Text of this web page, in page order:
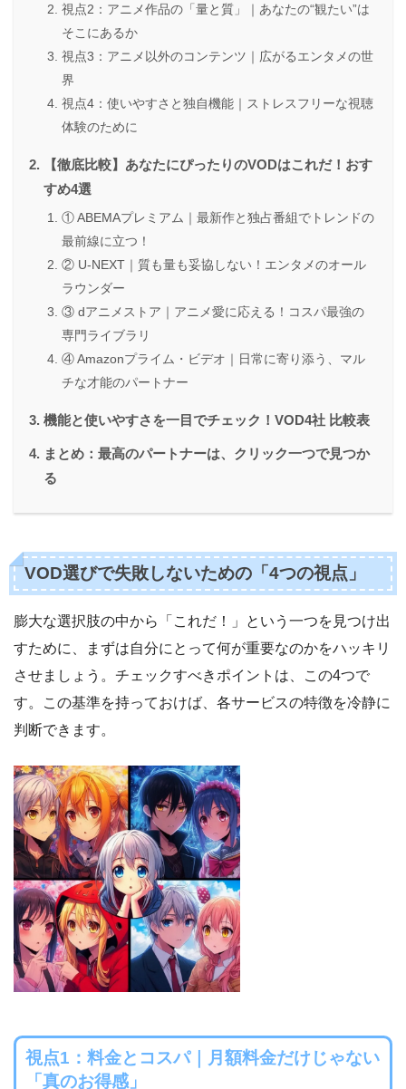
視点2：アニメ作品の「量と質」｜あなたの“観たい”は
そこにあるか
視点3：アニメ以外のコンテンツ｜広がるエンタメの世
界
視点4：使いやすさと独自機能｜ストレスフリーな視聴
体験のために
【徹底比較】あなたにぴったりのVODはこれだ！おす
すめ4選
① ABEMAプレミアム｜最新作と独占番組でトレンドの
最前線に立つ！
② U-NEXT｜質も量も妥協しない！エンタメのオール
ラウンダー
③ dアニメストア｜アニメ愛に応える！コスパ最強の
専門ライブラリ
④ Amazonプライム・ビデオ｜日常に寄り添う、マル
チな才能のパートナー
機能と使いやすさを一目でチェック！VOD4社 比較表
まとめ：最高のパートナーは、クリック一つで見つか
る
VOD選びで失敗しないための「4つの視点」
膨大な選択肢の中から「これだ！」という一つを見つけ出
すために、まずは自分にとって何が重要なのかをハッキリ
させましょう。チェックすべきポイントは、この4つで
す。この基準を持っておけば、各サービスの特徴を冷静に
判断できます。
視点1：料金とコスパ｜月額料金だけじゃない
「真のお得感」